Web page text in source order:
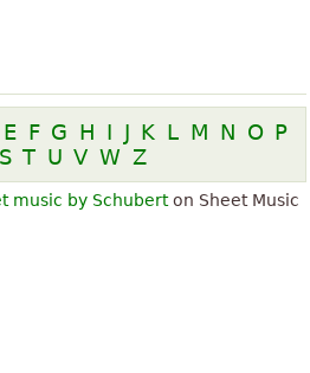
E F G H I J K L M N O P
S T U V W Z
music by Schuberton Sheet Music